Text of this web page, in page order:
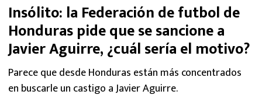
RAYADOS
PUMAS
ATLANTE
Insólito: la Federación de futbol de
Honduras pide que se sancione a
Javier Aguirre, ¿cuál sería el motivo?
Parece que desde Honduras están más concentrados
en buscarle un castigo a Javier Aguirre.